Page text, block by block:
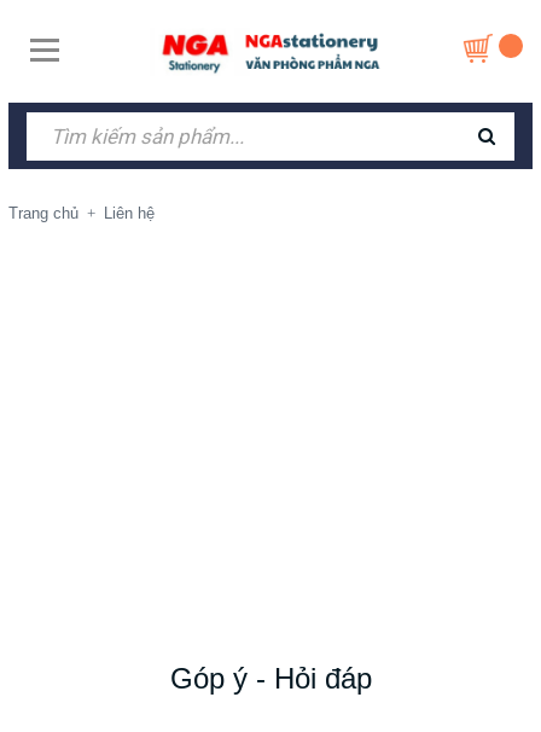
Trang chủ + Liên hệ
Góp ý - Hỏi đáp